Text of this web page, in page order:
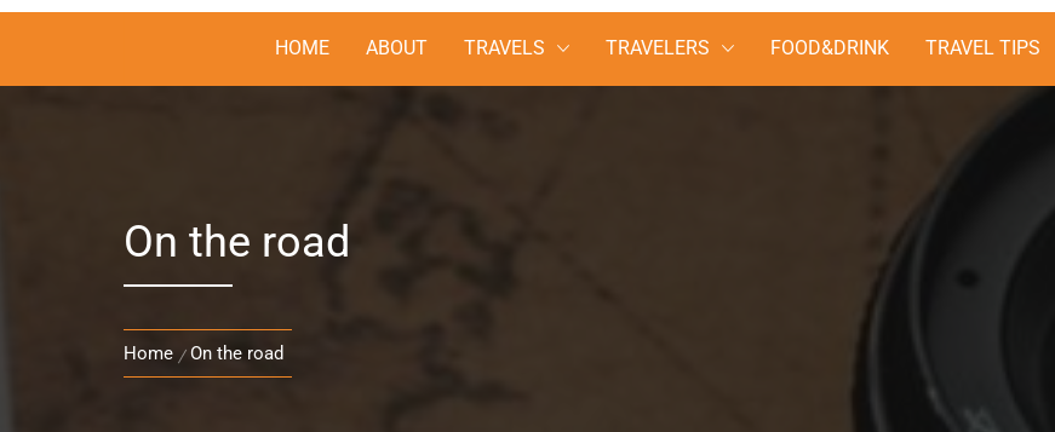
HOME ABOUT TRAVELS TRAVELERS FOOD&DRINK TRAVEL TIPS
On the road
Home On the road